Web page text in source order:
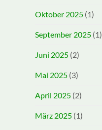
Oktober 2025 (1)
September 2025 (1)
Juni 2025 (2)
Mai 2025 (3)
April 2025 (2)
März 2025 (1)